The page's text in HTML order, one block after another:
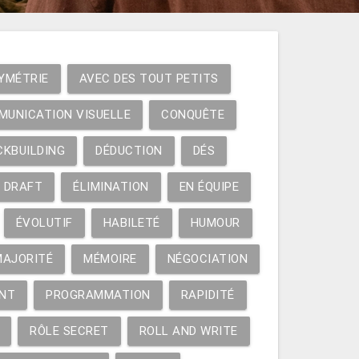
AVEC DES TOUT PETITS
VISUELLE CONQUÊTE
DÉDUCTION DÉS
DRAFT ÉLIMINATION EN ÉQUIPE
ÉVOLUTIF HABILETÉ HUMOUR
MÉMOIRE NÉGOCIATION
PROGRAMMATION RAPIDITÉ
RÔLE SECRET ROLL AND WRITE